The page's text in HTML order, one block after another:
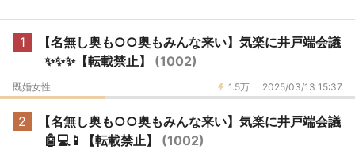
1
【名無し奥も○○奥もみんな来い】気楽に井戸端会議
✨✨✨【転載禁止】 (1002)
1.5万 2025/03/13 15:37
既婚女性
2
【名無し奥も○○奥もみんな来い】気楽に井戸端会議
🤖💻📱【転載禁止】 (1002)